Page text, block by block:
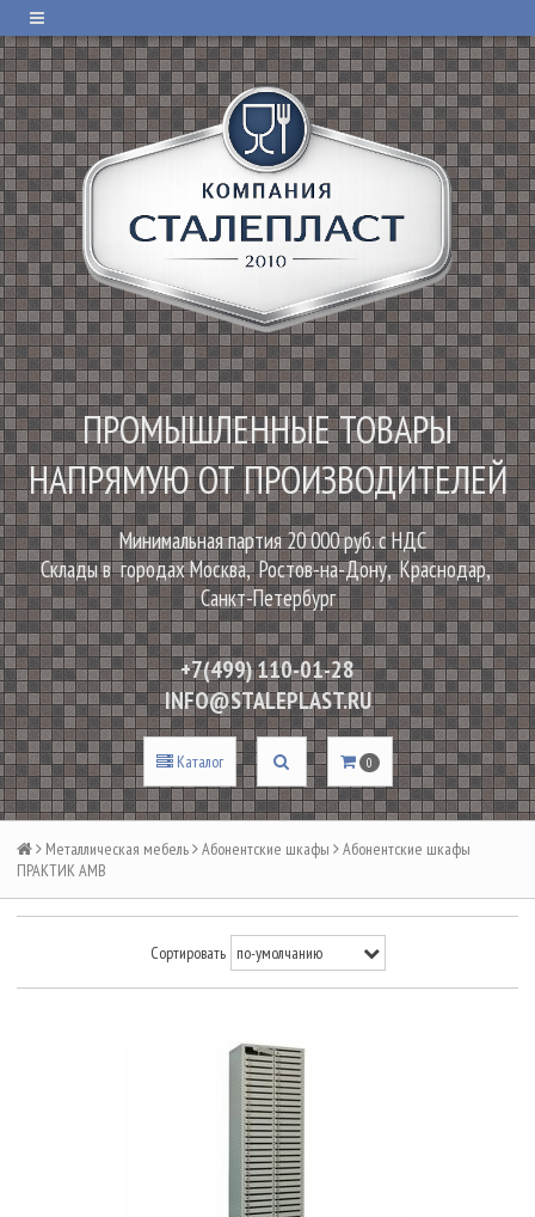
ПРОМЫШЛЕННЫЕ ТОВАРЫ
НАПРЯМУЮ ОТ ПРОИЗВОДИТЕЛЕЙ
Минимальная партия 20 000 руб. с НДС
Склады в городах Москва, Ростов-на-Дону, Краснодар,
Санкт-Петербург
+7(499) 110-01-28
INFO@STALEPLAST.RU
Каталог 0
Металлическая мебель Абонентские шкафы
Абонентские шкафы
ПРАКТИК AMB
Сортировать